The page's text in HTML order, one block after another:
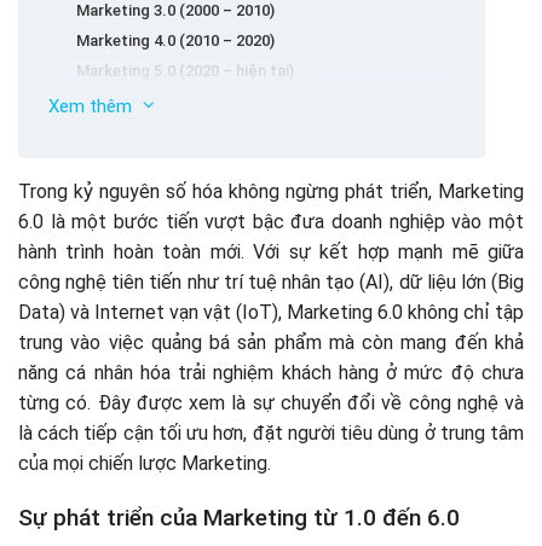
Marketing 3.0 (2000 – 2010)
Marketing 4.0 (2010 – 2020)
Marketing 5.0 (2020 – hiện tại)
Marketing 6.0 (Sắp tới)
Trải nghiệm nhập vai (Immersive)
Siêu cá nhân hóa (Hyper Personalization)
Trí tuệ nhân tạo (AI) và máy học (Machine Learning)
Phát triển bền vững và trách nhiệm xã hội
Kết nối đa kênh liền mạch (Omnichannel)
Tại sao Marketing 6.0 quan trọng?
Thích ứng với sự thay đổi của hành vi người tiêu dùng
Nâng cao mức độ hài lòng và trung thành
Tối ưu hóa chiến lược Marketing
Thách thức của Marketing 6.0
Đầu tư ban đầu lớn
Xem thêm
Trong kỷ nguyên số hóa không ngừng phát triển, Marketing
6.0 là một bước tiến vượt bậc đưa doanh nghiệp vào một
hành trình hoàn toàn mới. Với sự kết hợp mạnh mẽ giữa
công nghệ tiên tiến như trí tuệ nhân tạo (AI), dữ liệu lớn (Big
Data) và Internet vạn vật (IoT), Marketing 6.0 không chỉ tập
trung vào việc quảng bá sản phẩm mà còn mang đến khả
năng cá nhân hóa trải nghiệm khách hàng ở mức độ chưa
từng có. Đây được xem là sự chuyển đổi về công nghệ và
là cách tiếp cận tối ưu hơn, đặt người tiêu dùng ở trung tâm
của mọi chiến lược Marketing.
Sự phát triển của Marketing từ 1.0 đến 6.0